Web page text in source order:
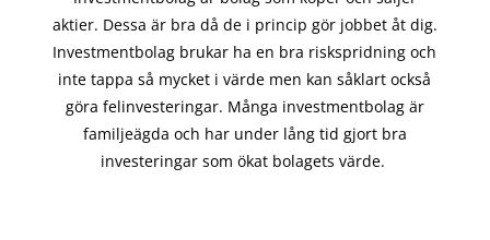
aktier. Dessa är bra då de i princip görjobbet åt dig.
Investmentbolag brukar ha en bra riskspridning och
inte tappa så mycket i värde men kan såklart också
göra felinvesteringar. Många investmentbolag är
familjeägda och har under lång tid gjort bra
investeringar som ökat bolagets värde.